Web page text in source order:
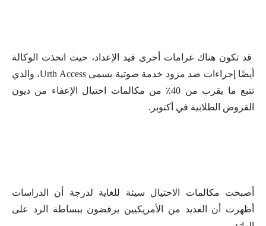
قد تكون هناك غرامات أخرى قيد الإعداد، حيث اتخذت الوكالة
أيضًا إجراءات ضد مزود خدمة صوتية يسمى Urth Access، والذي
تتبع ما يقرب من 40٪ من مكالمات احتيال الإعفاء من ديون
القروض الطلابية في أكتوبر.
أصبحت مكالمات الاحتيال سيئة للغاية لدرجة أن الدراسات
أظهرت أن العديد من الأمريكيين يرفضون ببساطة الرد على